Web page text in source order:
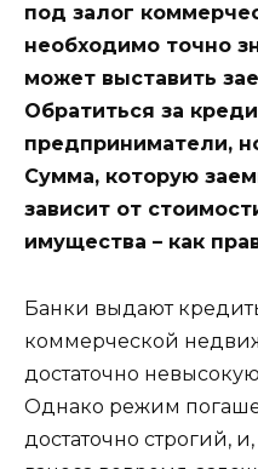
под залог
необходимо точно
может выставить
Обратиться за
предприниматели,
Сумма, которую
зависит от
имущества – как
Банки выдают
коммерческой
достаточно
Однако режим
достаточно строгий,